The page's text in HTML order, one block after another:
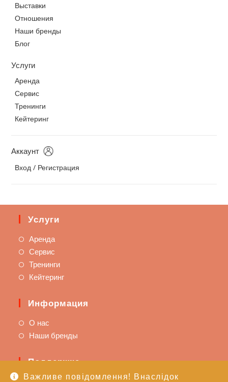
Важливе повідомлення! Внаслідок
Выставки
Отношения
Наши бренды
Блог
Услуги
Аренда
Сервис
Тренинги
Кейтеринг
Аккаунт
Вход / Регистрация
Услуги
Аренда
Сервис
Тренинги
Кейтеринг
Информация
О нас
Наши бренды
Поддержка